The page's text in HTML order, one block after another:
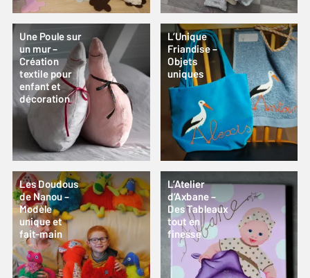
Une Poule sur
un mur –
Création
textile pour
enfant et
décoration
L’Unique
Friandise –
Objets
uniques
Les Doudous
de Nanou –
Modèle
unique et
fait-main
L’Atelier
d’Axbane –
Des Tableaux
tout en
finesse